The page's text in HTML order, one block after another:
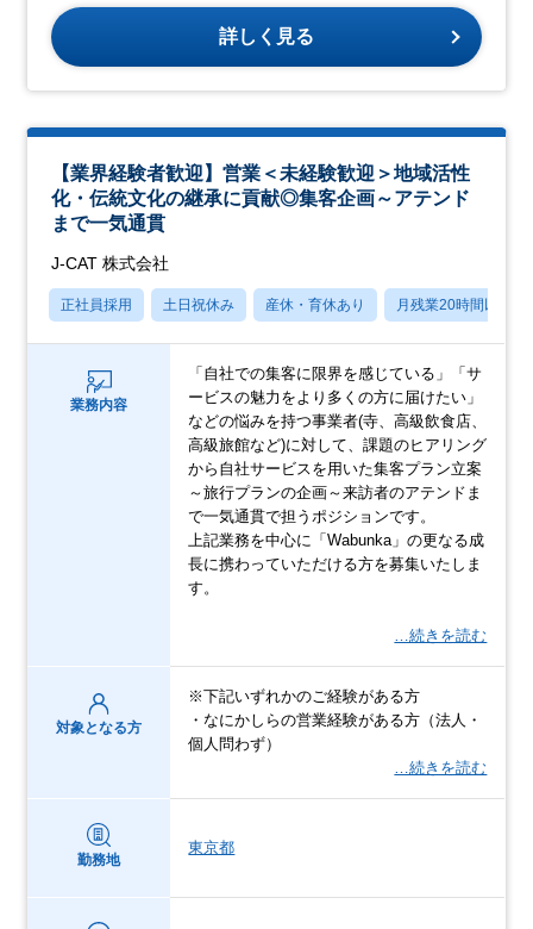
詳しく見る
【業界経験者歓迎】営業＜未経験歓迎＞地域活性
化・伝統文化の継承に貢献◎集客企画～アテンド
まで一気通貫
J-CAT 株式会社
正社員採用 土日祝休み 産休・育休あり 月残業20時間以内
業務内容
「自社での集客に限界を感じている」「サ
ービスの魅力をより多くの方に届けたい」
などの悩みを持つ事業者(寺、高級飲食店、
高級旅館など)に対して、課題のヒアリング
から自社サービスを用いた集客プラン立案
～旅行プランの企画～来訪者のアテンドま
で一気通貫で担うポジションです。
上記業務を中心に「Wabunka」の更なる成
長に携わっていただける方を募集いたしま
す。
…続きを読む
対象となる方
※下記いずれかのご経験がある方
・なにかしらの営業経験がある方（法人・
個人問わず）
…続きを読む
勤務地
東京都